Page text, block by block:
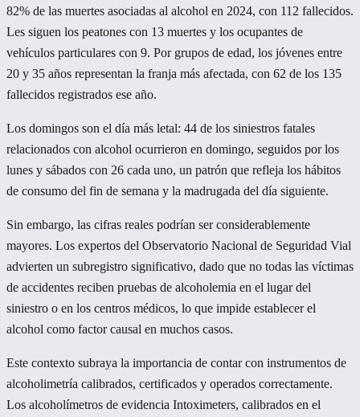
82% de las muertes asociadas al alcohol en 2024, con 112 fallecidos.
Les siguen los peatones con 13 muertes y los ocupantes de
vehículos particulares con 9. Por grupos de edad, los jóvenes entre
20 y 35 años representan la franja más afectada, con 62 de los 135
fallecidos registrados ese año.
Los domingos son el día más letal: 44 de los siniestros fatales
relacionados con alcohol ocurrieron en domingo, seguidos por los
lunes y sábados con 26 cada uno, un patrón que refleja los hábitos
de consumo del fin de semana y la madrugada del día siguiente.
Sin embargo, las cifras reales podrían ser considerablemente
mayores. Los expertos del Observatorio Nacional de Seguridad Vial
advierten un subregistro significativo, dado que no todas las víctimas
de accidentes reciben pruebas de alcoholemia en el lugar del
siniestro o en los centros médicos, lo que impide establecer el
alcohol como factor causal en muchos casos.
Este contexto subraya la importancia de contar con instrumentos de
alcoholimetría calibrados, certificados y operados correctamente.
Los alcoholímetros de evidencia Intoximeters, calibrados en el